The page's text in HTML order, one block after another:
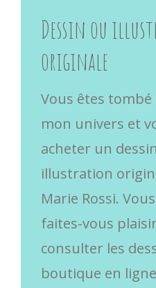
Dessin ou
originale
Vous êtes
mon univers et
acheter un
illustration
Marie Rossi.
faites-vous
consulter les
boutique en